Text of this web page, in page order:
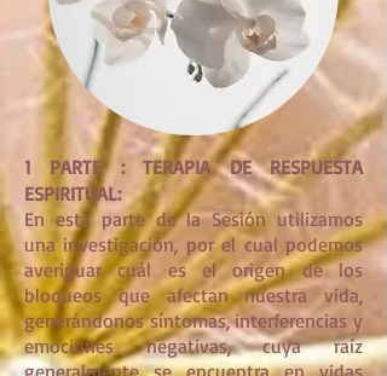
1 PARTE : TERAPIA DE RESPUESTA
ESPIRITUAL:
En esta parte de la Sesión utilizamos
una investigación, por el cual podemos
averiguar cuál es el origen de los
bloqueos que afectan nuestra vida,
generándonos síntomas, interferencias y
emociones negativas, cuya raíz
generalmente se encuentra en vidas